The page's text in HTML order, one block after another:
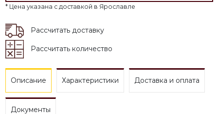
* Цена указана с доставкой в Ярославле
Рассчитать доставку
Рассчитать количество
Описание Характеристики Доставка и оплата
Документы